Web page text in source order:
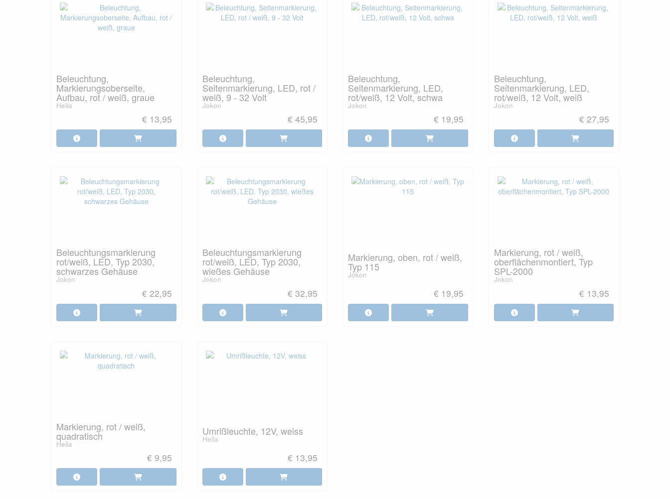
Beleuchtung,
Markierungsoberseite,
Aufbau, rot / weiß, graue
Hella
€ 13,95
Beleuchtung,
Seitenmarkierung, LED, rot /
weiß, 9 - 32 Volt
Jokon
€ 45,95
Beleuchtung,
Seitenmarkierung, LED,
rot/weiß, 12 Volt, schwa
Jokon
€ 19,95
Beleuchtung,
Seitenmarkierung, LED,
rot/weiß, 12 Volt, weiß
Jokon
€ 27,95
Beleuchtungsmarkierung
rot/weiß, LED, Typ 2030,
schwarzes Gehäuse
Jokon
€ 22,95
Beleuchtungsmarkierung
rot/weiß, LED, Typ 2030,
wießes Gehäuse
Jokon
€ 32,95
Markierung, oben, rot / weiß,
Typ 115
Jokon
€ 19,95
Markierung, rot / weiß,
oberflächenmontiert, Typ
SPL-2000
Jokon
€ 13,95
Markierung, rot / weiß,
quadratisch
Hella
€ 9,95
Umrißleuchte, 12V, weiss
Hella
€ 13,95